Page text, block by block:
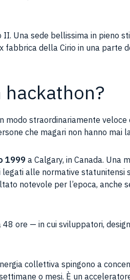
Una sede bellissima in pieno
della Cirio in una parte
modo straordinariamente
che magari non hanno mai
1999a Calgary, in Canada. Una
alle normative statunitensi
notevole per l’epoca, anche
ore — in cui sviluppatori,
collettiva spingono a
o mesi. È un